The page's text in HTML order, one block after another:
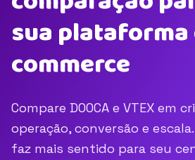
sua plataforma
commerce
Compare DOOCA e VTEX em
operação, conversão e
faz mais sentido para seu